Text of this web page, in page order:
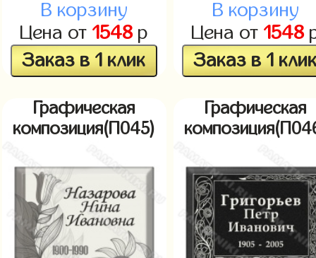
В корзину
Цена от 1548 р
Заказ в 1 клик
В корзину
Цена от 1548
Заказ в 1
Графическая
композиция(П045)
Графическая